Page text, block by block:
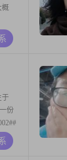
概
然
的
于
份
真
稳